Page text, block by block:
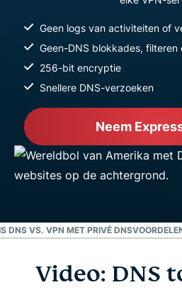
Geen logs van activiteiten of
Geen-DNS blokkades, filteren
256-bit encryptie
Snellere DNS-verzoeken
Neem
DNS VS. VPN MET PRIVÉ DNS
Video: DNS toegelicht
Video: DNS